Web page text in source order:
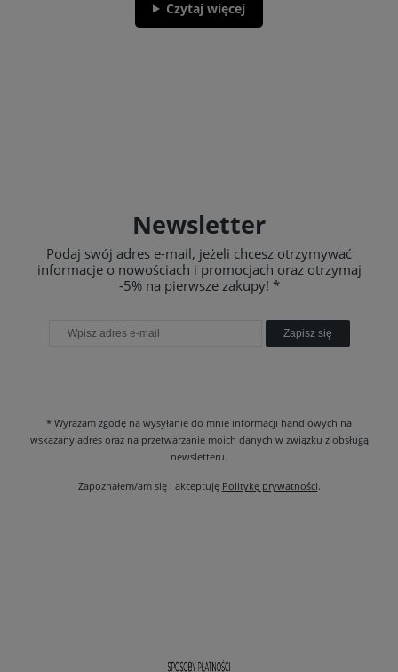
Czytaj więcej
Newsletter
Podaj swój adres e-mail, jeżeli chcesz otrzymywać
informacje o nowościach i promocjach oraz otrzymaj
-5% na pierwsze zakupy! *
Zapisz się
* Wyrażam zgodę na wysyłanie do mnie informacji handlowych na
wskazany adres oraz na przetwarzanie moich danych w związku z obsługą
newsletteru.
Zapoznałem/am się i akceptuję Politykę prywatności.